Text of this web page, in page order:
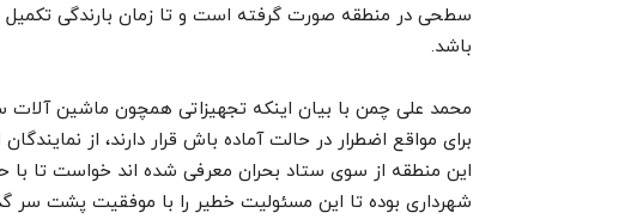
سطحی در منطقه صورت گرفته است و تا زمان بارندگی
باشد.
محمد علی چمن با بیان اینکه تجهیزاتی همچون ماشین
برای مواقع اضطرار در حالت آماده باش قرار دارند، از
این منطقه از سوی ستاد بحران معرفی شده اند خواست تا با
شهرداری بوده تا این مسئولیت خطیر را با موفقیت پشت سر